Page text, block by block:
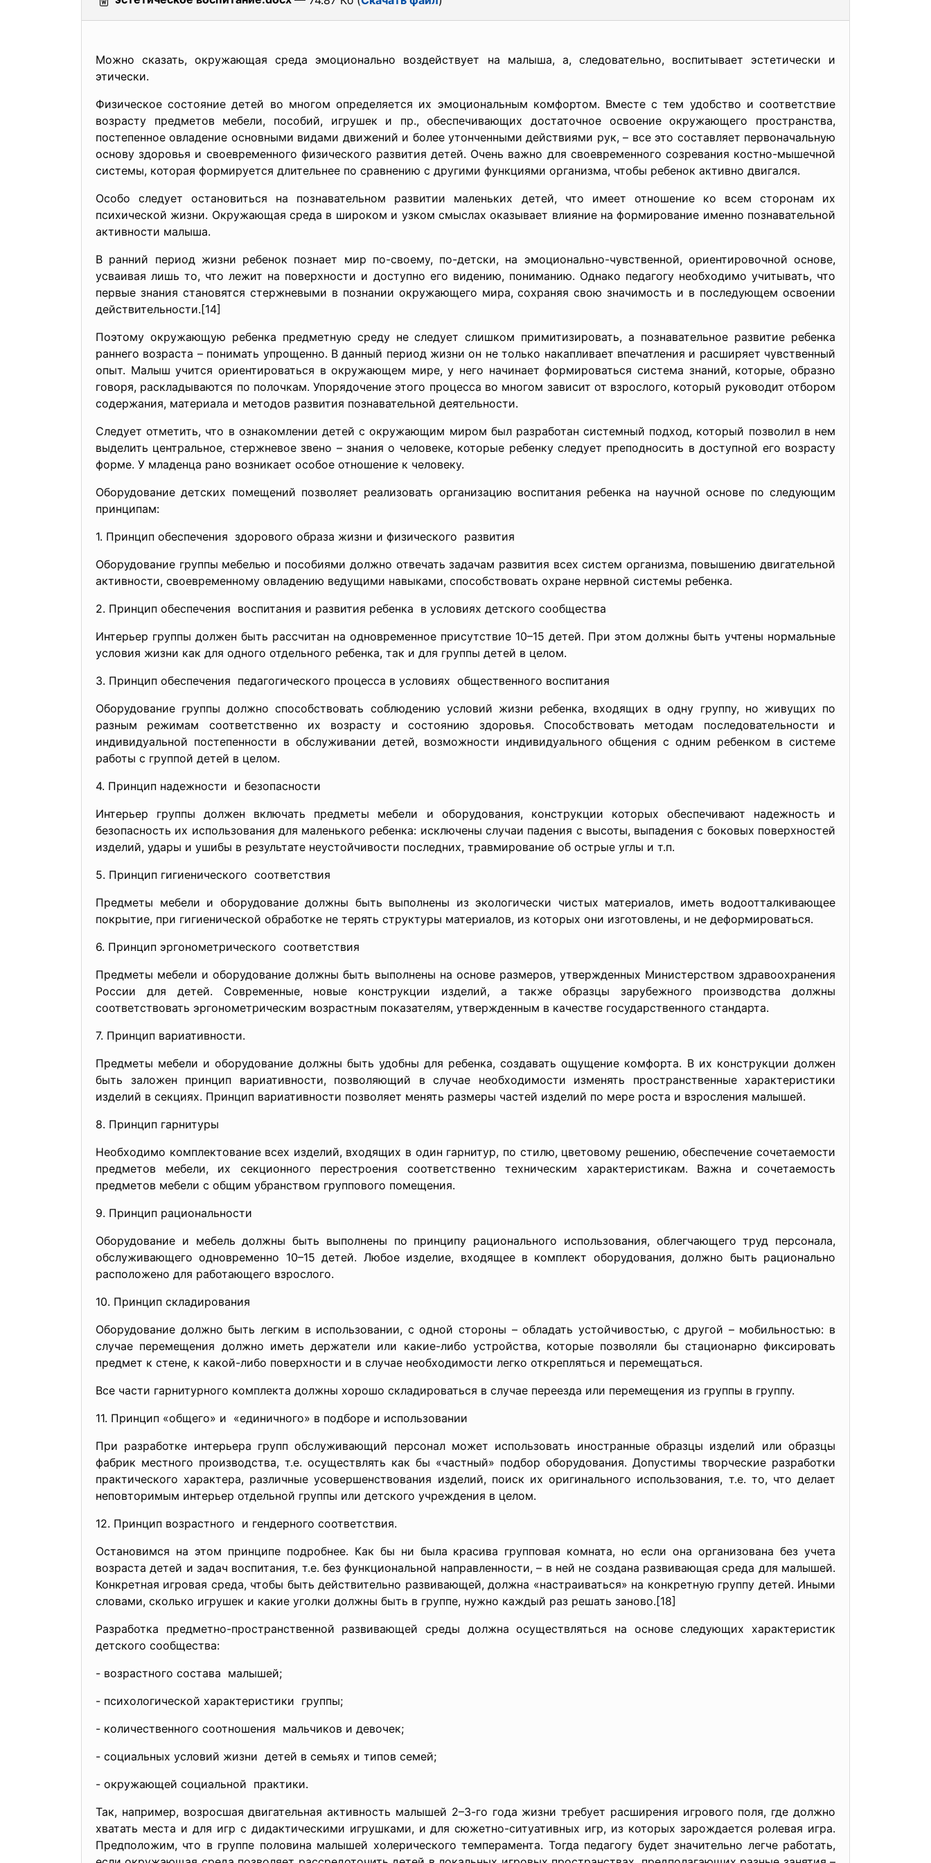
Можно сказать, окружающая среда эмоционально воздействует на малыша, а, следовательно, воспитывает эстетически и
этически.
Физическое состояние детей во многом определяется их эмоциональным комфортом. Вместе с тем удобство и соответствие
возрасту предметов мебели, пособий, игрушек и пр., обеспечивающих достаточное освоение окружающего пространства,
постепенное овладение основными видами движений и более утонченными действиями рук, – все это составляет первоначальную
основу здоровья и своевременного физического развития детей. Очень важно для своевременного созревания костно-мышечной
системы, которая формируется длительнее по сравнению с другими функциями организма, чтобы ребенок активно двигался.
Особо следует остановиться на познавательном развитии маленьких детей, что имеет отношение ко всем сторонам их
психической жизни. Окружающая среда в широком и узком смыслах оказывает влияние на формирование именно познавательной
активности малыша.
В ранний период жизни ребенок познает мир по-своему, по-детски, на эмоционально-чувственной, ориентировочной основе,
усваивая лишь то, что лежит на поверхности и доступно его видению, пониманию. Однако педагогу необходимо учитывать, что
первые знания становятся стержневыми в познании окружающего мира, сохраняя свою значимость и в последующем освоении
действительности.[14]
Поэтому окружающую ребенка предметную среду не следует слишком примитизировать, а познавательное развитие ребенка
раннего возраста – понимать упрощенно. В данный период жизни он не только накапливает впечатления и расширяет чувственный
опыт. Малыш учится ориентироваться в окружающем мире, у него начинает формироваться система знаний, которые, образно
говоря, раскладываются по полочкам. Упорядочение этого процесса во многом зависит от взрослого, который руководит отбором
содержания, материала и методов развития познавательной деятельности.
Следует отметить, что в ознакомлении детей с окружающим миром был разработан системный подход, который позволил в нем
выделить центральное, стержневое звено – знания о человеке, которые ребенку следует преподносить в доступной его возрасту
форме. У младенца рано возникает особое отношение к человеку.
Оборудование детских помещений позволяет реализовать организацию воспитания ребенка на научной основе по следующим
принципам:
1. Принцип обеспечения здорового образа жизни и физического развития
Оборудование группы мебелью и пособиями должно отвечать задачам развития всех систем организма, повышению двигательной
активности, своевременному овладению ведущими навыками, способствовать охране нервной системы ребенка.
2. Принцип обеспечения воспитания и развития ребенка в условиях детского сообщества
Интерьер группы должен быть рассчитан на одновременное присутствие 10–15 детей. При этом должны быть учтены нормальные
условия жизни как для одного отдельного ребенка, так и для группы детей в целом.
3. Принцип обеспечения педагогического процесса в условиях общественного воспитания
Оборудование группы должно способствовать соблюдению условий жизни ребенка, входящих в одну группу, но живущих по
разным режимам соответственно их возрасту и состоянию здоровья. Способствовать методам последовательности и
индивидуальной постепенности в обслуживании детей, возможности индивидуального общения с одним ребенком в системе
работы с группой детей в целом.
4. Принцип надежности и безопасности
Интерьер группы должен включать предметы мебели и оборудования, конструкции которых обеспечивают надежность и
безопасность их использования для маленького ребенка: исключены случаи падения с высоты, выпадения с боковых поверхностей
изделий, удары и ушибы в результате неустойчивости последних, травмирование об острые углы и т.п.
5. Принцип гигиенического соответствия
Предметы мебели и оборудование должны быть выполнены из экологически чистых материалов, иметь водоотталкивающее
покрытие, при гигиенической обработке не терять структуры материалов, из которых они изготовлены, и не деформироваться.
6. Принцип эргонометрического соответствия
Предметы мебели и оборудование должны быть выполнены на основе размеров, утвержденных Министерством здравоохранения
России для детей. Современные, новые конструкции изделий, а также образцы зарубежного производства должны
соответствовать эргонометрическим возрастным показателям, утвержденным в качестве государственного стандарта.
7. Принцип вариативности.
Предметы мебели и оборудование должны быть удобны для ребенка, создавать ощущение комфорта. В их конструкции должен
быть заложен принцип вариативности, позволяющий в случае необходимости изменять пространственные характеристики
изделий в секциях. Принцип вариативности позволяет менять размеры частей изделий по мере роста и взросления малышей.
8. Принцип гарнитуры
Необходимо комплектование всех изделий, входящих в один гарнитур, по стилю, цветовому решению, обеспечение сочетаемости
предметов мебели, их секционного перестроения соответственно техническим характеристикам. Важна и сочетаемость
предметов мебели с общим убранством группового помещения.
9. Принцип рациональности
Оборудование и мебель должны быть выполнены по принципу рационального использования, облегчающего труд персонала,
обслуживающего одновременно 10–15 детей. Любое изделие, входящее в комплект оборудования, должно быть рационально
расположено для работающего взрослого.
10. Принцип складирования
Оборудование должно быть легким в использовании, с одной стороны – обладать устойчивостью, с другой – мобильностью: в
случае перемещения должно иметь держатели или какие-либо устройства, которые позволяли бы стационарно фиксировать
предмет к стене, к какой-либо поверхности и в случае необходимости легко открепляться и перемещаться.
Все части гарнитурного комплекта должны хорошо складироваться в случае переезда или перемещения из группы в группу.
11. Принцип «общего» и «единичного» в подборе и использовании
При разработке интерьера групп обслуживающий персонал может использовать иностранные образцы изделий или образцы
фабрик местного производства, т.е. осуществлять как бы «частный» подбор оборудования. Допустимы творческие разработки
практического характера, различные усовершенствования изделий, поиск их оригинального использования, т.е. то, что делает
неповторимым интерьер отдельной группы или детского учреждения в целом.
12. Принцип возрастного и гендерного соответствия.
Остановимся на этом принципе подробнее. Как бы ни была красива групповая комната, но если она организована без учета
возраста детей и задач воспитания, т.е. без функциональной направленности, – в ней не создана развивающая среда для малышей.
Конкретная игровая среда, чтобы быть действительно развивающей, должна «настраиваться» на конкретную группу детей. Иными
словами, сколько игрушек и какие уголки должны быть в группе, нужно каждый раз решать заново.[18]
Разработка предметно-пространственной развивающей среды должна осуществляться на основе следующих характеристик
детского сообщества:
- возрастного состава малышей;
- психологической характеристики группы;
- количественного соотношения мальчиков и девочек;
- социальных условий жизни детей в семьях и типов семей;
- окружающей социальной практики.
Так, например, возросшая двигательная активность малышей 2–3-го года жизни требует расширения игрового поля, где должно
хватать места и для игр с дидактическими игрушками, и для сюжетно-ситуативных игр, из которых зарождается ролевая игра.
Предположим, что в группе половина малышей холерического темперамента. Тогда педагогу будет значительно легче работать,